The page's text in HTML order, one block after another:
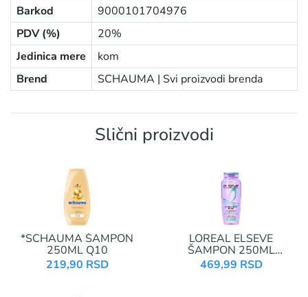
Barkod
9000101704976
PDV (%)
20%
Jedinica mere
kom
Brend
SCHAUMA | Svi proizvodi brenda
Slični proizvodi
*SCHAUMA ŠAMPON
250ML Q10
219,90 RSD
LOREAL ELSEVE
ŠAMPON 250ML
HYALURON PURE
469,99 RSD